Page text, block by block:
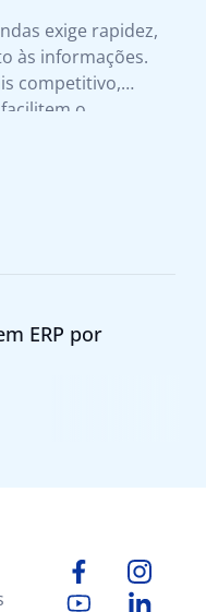
exige rapidez,
às informações.
competitivo,
o
para se
ERP por